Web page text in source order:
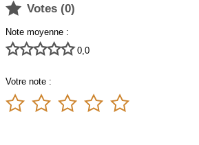
 Votes (0)
Note moyenne :
 0,0
Votre note :
    